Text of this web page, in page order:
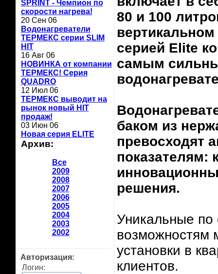
SPRINT - Чемпион по
скорости нагрева!
20 Сен 06
Водонагреватели
ТЕРМЕКС серии SLIM
HIT
16 Авг 06
НОВИНКА от компании
ТЕРМЕКС! Серия
QUADRO
12 Июл 06
ТЕРМЕКС выводит на
рынок новый HIT
продаж!
03 Июн 06
Новая серия ELITE
Архив:
Все
2009
2008
2007
2006
2005
2004
2003
2002
Авторизация:
Логин:
80 и 100
серией Elite
самым
баком из
превосходят
показателям:
решения.
Уникальные
возможностям
установки в
клиентов.